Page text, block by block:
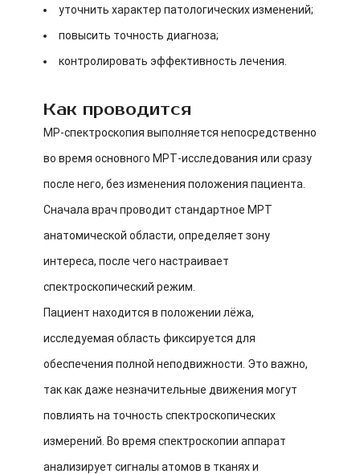
уточнить характер патологических изменений;
повысить точность диагноза;
контролировать эффективность лечения.
Как проводится
МР-спектроскопия выполняется непосредственно
во время основного МРТ-исследования или сразу
после него, без изменения положения пациента.
Сначала врач проводит стандартное МРТ
анатомической области, определяет зону
интереса, после чего настраивает
спектроскопический режим.
Пациент находится в положении лёжа,
исследуемая область фиксируется для
обеспечения полной неподвижности. Это важно,
так как даже незначительные движения могут
повлиять на точность спектроскопических
измерений. Во время спектроскопии аппарат
анализирует сигналы атомов в тканях и